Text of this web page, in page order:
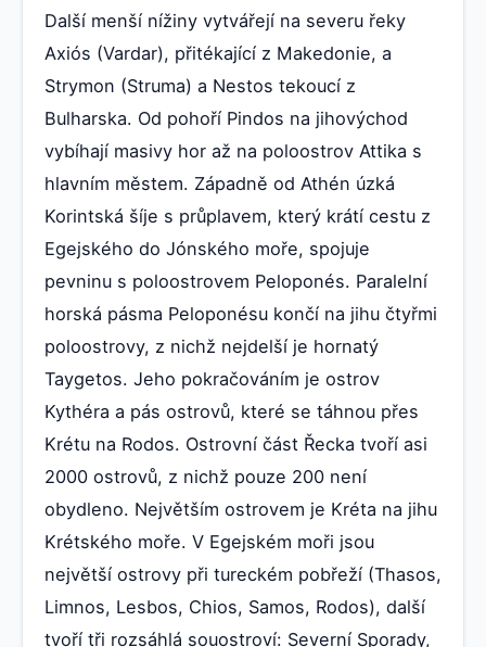
Další menší nížiny vytvářejí na severu řeky
Axiós (Vardar), přitékající z Makedonie, a
Strymon (Struma) a Nestos tekoucí z
Bulharska. Od pohoří Pindos na jihovýchod
vybíhají masivy hor až na poloostrov Attika s
hlavním městem. Západně od Athén úzká
Korintská šíje s průplavem, který krátí cestu z
Egejského do Jónského moře, spojuje
pevninu s poloostrovem Peloponés. Paralelní
horská pásma Peloponésu končí na jihu čtyřmi
poloostrovy, z nichž nejdelší je hornatý
Taygetos. Jeho pokračováním je ostrov
Kythéra a pás ostrovů, které se táhnou přes
Krétu na Rodos. Ostrovní část Řecka tvoří asi
2000 ostrovů, z nichž pouze 200 není
obydleno. Největším ostrovem je Kréta na jihu
Krétského moře. V Egejském moři jsou
největší ostrovy při tureckém pobřeží (Thasos,
Limnos, Lesbos, Chios, Samos, Rodos), další
tvoří tři rozsáhlá souostroví: Severní Sporady,